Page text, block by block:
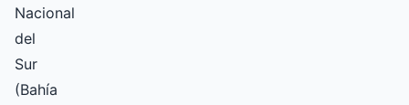
Nacional
del
Sur
(Bahía